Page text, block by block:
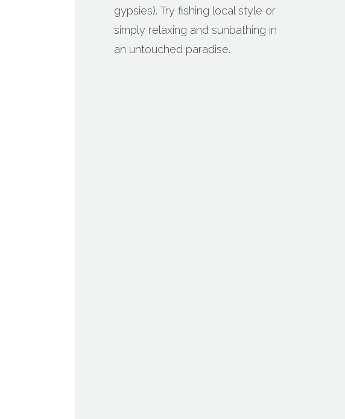
gypsies). Try fishing local style or
simply relaxing and sunbathing in
an untouched paradise.